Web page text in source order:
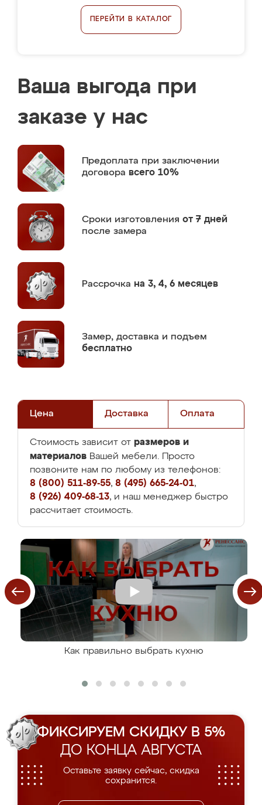
ПЕРЕЙТИ В КАТАЛОГ
Ваша выгода при
заказе у нас
Предоплата при заключении
договора всего 10%
Сроки изготовления от 7 дней
после замера
Рассрочка на 3, 4, 6 месяцев
Замер, доставка и подъем
бесплатно
Цена Доставка Оплата
Стоимость зависит от размеров и
материалов Вашей мебели. Просто
позвоните нам по любому из телефонов:
8 (800) 511-89-55, 8 (495) 665-24-01,
8 (926) 409-68-13, и наш менеджер быстро
рассчитает стоимость.
Как правильно выбрать кухню
ФИКСИРУЕМ СКИДКУ В 5%
ДО КОНЦА АВГУСТА
Оставьте заявку сейчас, скидка
сохранится.